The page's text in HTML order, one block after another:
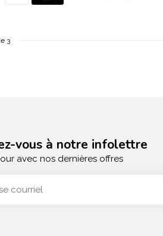
3
vous à notre infolettre
avec nos dernières offres